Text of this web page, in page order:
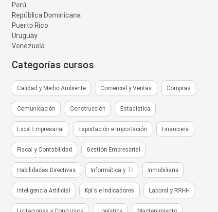
Perú
República Dominicana
Puerto Rico
Uruguay
Venezuela
Categorías cursos
Calidad y Medio Ambiente Comercial y Ventas Compras
Comunicación Construcción Estadística
Excel Empresarial Exportación e Importación Financiera
Fiscal y Contabilidad Gestión Empresarial
Habilidades Directivas Informática y TI Inmobiliaria
Inteligencia Artificial Kpi's e Indicadores Laboral y RRHH